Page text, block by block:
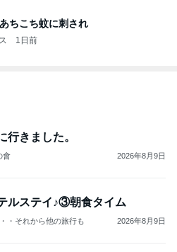
ちこち蚊に刺され
1日前
行きました。
會 2026年8月9日
ルステイ♪③朝食タイム
・それから他の旅行も 2026年8月9日